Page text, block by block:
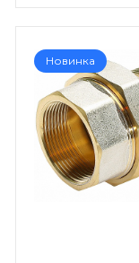
Новинка